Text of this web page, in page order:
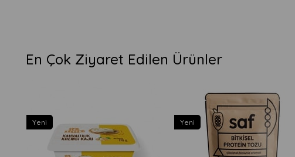
En Çok Ziyaret Edilen Ürünler
Yeni Yeni